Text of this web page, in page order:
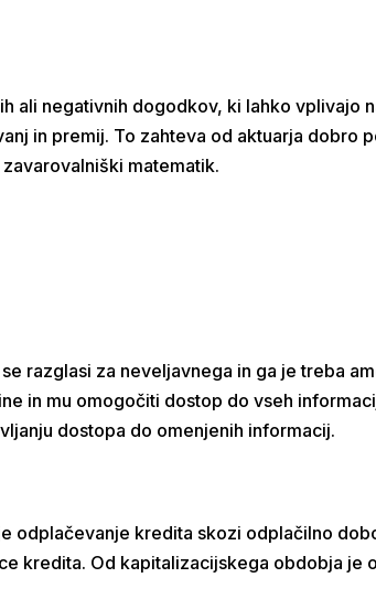
ali negativnih dogodkov, ki lahko vplivajo
in premij. To zahteva od aktuarja dobro
matematik.
razglasi za neveljavnega in ga je treba
in mu omogočiti dostop do vseh
dostopa do omenjenih informacij.
kredita skozi odplačilno
kredita. Od kapitalizacijskega obdobja je